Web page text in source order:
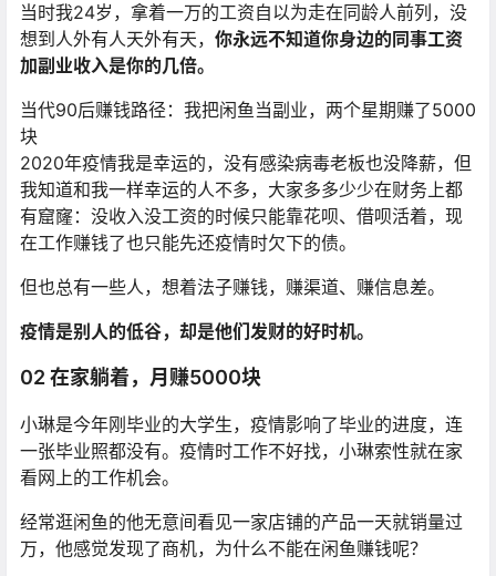
当时我24岁，拿着一万的工资自以为走在同龄人前列，没
想到人外有人天外有天， 你永远不知道你身边的同事工资
加副业收入是你的几倍。
当代90后赚钱路径：我把闲鱼当副业，两个星期赚了5000
块
2020年疫情我是幸运的，没有感染病毒老板也没降薪，但
我知道和我一样幸运的人不多，大家多多少少在财务上都
有窟窿：没收入没工资的时候只能靠花呗、借呗活着，现
在工作赚钱了也只能先还疫情时欠下的债。
但也总有一些人，想着法子赚钱，赚渠道、赚信息差。
疫情是别人的低谷，却是他们发财的好时机。
02 在家躺着，月赚5000块
小琳是今年刚毕业的大学生，疫情影响了毕业的进度，连
一张毕业照都没有。疫情时工作不好找，小琳索性就在家
看网上的工作机会。
经常逛闲鱼的他无意间看见一家店铺的产品一天就销量过
万，他感觉发现了商机，为什么不能在闲鱼赚钱呢？